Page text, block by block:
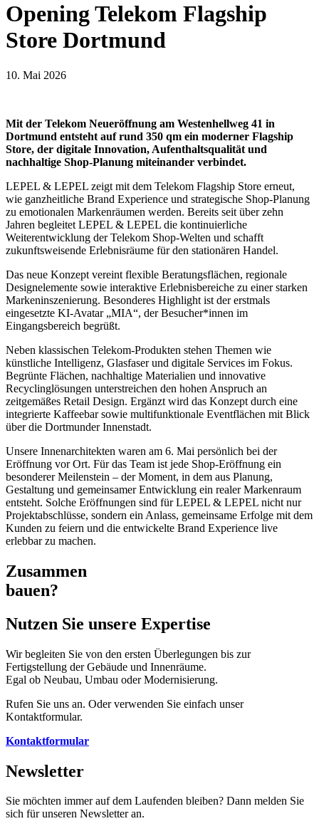
Opening Telekom Flagship
Store Dortmund
10. Mai 2026
Mit der Telekom Neueröffnung am Westenhellweg 41 in
Dortmund entsteht auf rund 350 qm ein moderner Flagship
Store, der digitale Innovation, Aufenthaltsqualität und
nachhaltige Shop-Planung miteinander verbindet.
LEPEL & LEPEL zeigt mit dem Telekom Flagship Store erneut,
wie ganzheitliche Brand Experience und strategische Shop-Planung
zu emotionalen Markenräumen werden. Bereits seit über zehn
Jahren begleitet LEPEL & LEPEL die kontinuierliche
Weiterentwicklung der Telekom Shop-Welten und schafft
zukunftsweisende Erlebnisräume für den stationären Handel.
Das neue Konzept vereint flexible Beratungsflächen, regionale
Designelemente sowie interaktive Erlebnisbereiche zu einer starken
Markeninszenierung. Besonderes Highlight ist der erstmals
eingesetzte KI-Avatar „MIA“, der Besucher*innen im
Eingangsbereich begrüßt.
Neben klassischen Telekom-Produkten stehen Themen wie
künstliche Intelligenz, Glasfaser und digitale Services im Fokus.
Begrünte Flächen, nachhaltige Materialien und innovative
Recyclinglösungen unterstreichen den hohen Anspruch an
zeitgemäßes Retail Design. Ergänzt wird das Konzept durch eine
integrierte Kaffeebar sowie multifunktionale Eventflächen mit Blick
über die Dortmunder Innenstadt.
Unsere Innenarchitekten waren am 6. Mai persönlich bei der
Eröffnung vor Ort. Für das Team ist jede Shop-Eröffnung ein
besonderer Meilenstein – der Moment, in dem aus Planung,
Gestaltung und gemeinsamer Entwicklung ein realer Markenraum
entsteht. Solche Eröffnungen sind für LEPEL & LEPEL nicht nur
Projektabschlüsse, sondern ein Anlass, gemeinsame Erfolge mit dem
Kunden zu feiern und die entwickelte Brand Experience live
erlebbar zu machen.
Zusammen
bauen?
Nutzen Sie unsere Expertise
Wir begleiten Sie von den ersten Überlegungen bis zur
Fertigstellung der Gebäude und Innenräume.
Egal ob Neubau, Umbau oder Modernisierung.
Rufen Sie uns an. Oder verwenden Sie einfach unser
Kontaktformular.
Kontaktformular
Newsletter
Sie möchten immer auf dem Laufenden bleiben? Dann melden Sie
sich für unseren Newsletter an.